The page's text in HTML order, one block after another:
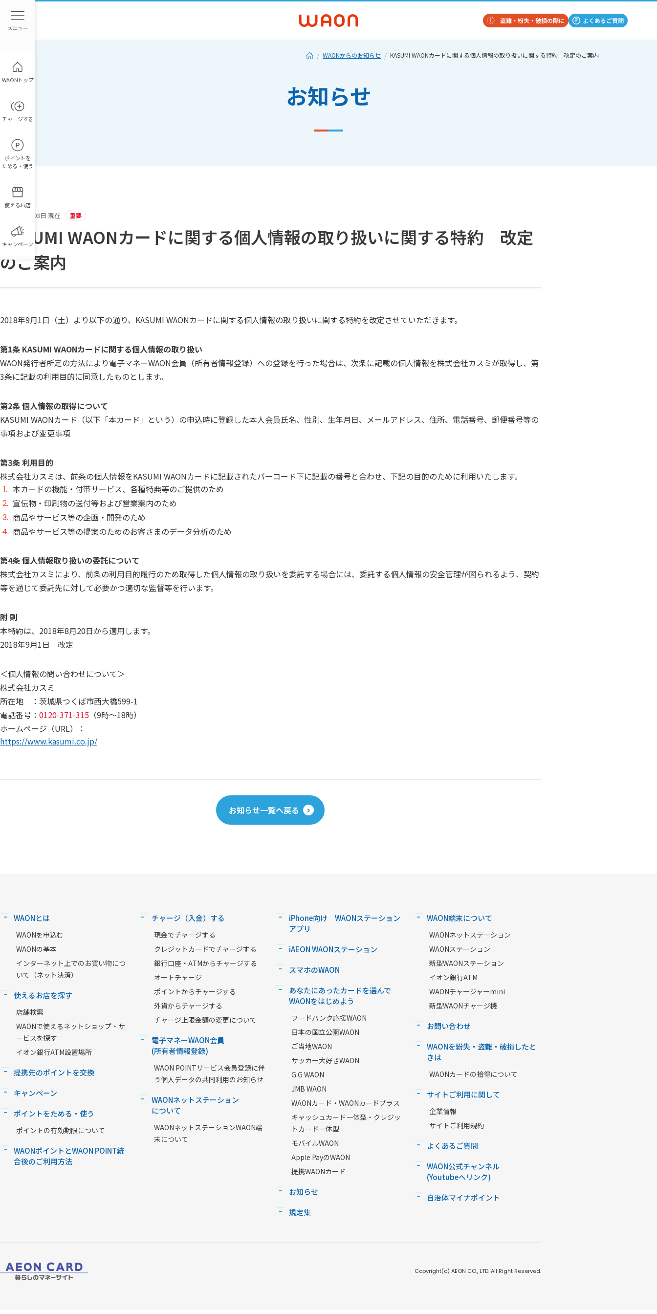
WAONトップ
チャージする
ポイントを
ためる・使う
使えるお店
キャンペーン
盗難・紛失・破損の際に よくあるご質問
WAONからのお知らせ KASUMI WAONカードに関する個人情報の取り扱いに関する特約 改定のご案内
お知らせ
2018年09月03日 現在 重要
KASUMI WAONカードに関する個人情報の取り扱いに関する特約 改定
のご案内
2018年9月1日（土）より以下の通り、KASUMI WAONカードに関する個人情報の取り扱いに関する特約を改定させていただきます。
第1条 KASUMI WAONカードに関する個人情報の取り扱い
WAON発行者所定の方法により電子マネーWAON会員（所有者情報登録）への登録を行った場合は、次条に記載の個人情報を株式会社カスミが取得し、第
3条に記載の利用目的に同意したものとします。
第2条 個人情報の取得について
KASUMI WAONカード（以下「本カード」という）の申込時に登録した本人会員氏名、性別、生年月日、メールアドレス、住所、電話番号、郵便番号等の
事項および変更事項
第3条 利用目的
株式会社カスミは、前条の個人情報をKASUMI WAONカードに記載されたバーコード下に記載の番号と合わせ、下記の目的のために利用いたします。
本カードの機能・付帯サービス、各種特典等のご提供のため
宣伝物・印刷物の送付等および営業案内のため
商品やサービス等の企画・開発のため
商品やサービス等の提案のためのお客さまのデータ分析のため
第4条 個人情報取り扱いの委託について
株式会社カスミにより、前条の利用目的履行のため取得した個人情報の取り扱いを委託する場合には、委託する個人情報の安全管理が図られるよう、契約
等を通じて委託先に対して必要かつ適切な監督等を行います。
附 則
本特約は、2018年8月20日から適用します。
2018年9月1日 改定
＜個人情報の問い合わせについて＞
株式会社カスミ
所在地 ：茨城県つくば市西大橋599-1
電話番号： 0120-371-315 （9時～18時）
ホームページ（URL）：
https://www.kasumi.co.jp/
お知らせ一覧へ戻る
WAONとは
WAONを申込む
WAONの基本
インターネット上でのお買い物につ
いて（ネット決済）
使えるお店を探す
店舗検索
WAONで使えるネットショップ・サ
ービスを探す
イオン銀行ATM設置場所
提携先のポイントを交換
キャンペーン
ポイントをためる・使う
ポイントの有効期限について
WAONポイントとWAON POINT統
合後のご利用方法
チャージ（入金）する
現金でチャージする
クレジットカードでチャージする
銀行口座・ATMからチャージする
オートチャージ
ポイントからチャージする
外貨からチャージする
チャージ上限金額の変更について
電子マネーWAON会員
(所有者情報登録)
WAON POINTサービス会員登録に伴
う個人データの共同利用のお知らせ
WAONネットステーション
について
WAONネットステーションWAON端
末について
iPhone向け WAONステーション
アプリ
iAEON WAONステーション
スマホのWAON
あなたにあったカードを選んで
WAONをはじめよう
フードバンク応援WAON
日本の国立公園WAON
ご当地WAON
サッカー大好きWAON
G.G WAON
JMB WAON
WAONカード・WAONカードプラス
キャッシュカード一体型・クレジッ
トカード一体型
モバイルWAON
Apple PayのWAON
提携WAONカード
お知らせ
規定集
WAON端末について
WAONネットステーション
WAONステーション
新型WAONステーション
イオン銀行ATM
WAONチャージャーmini
新型WAONチャージ機
お問い合わせ
WAONを紛失・盗難・破損したと
きは
WAONカードの拾得について
サイトご利用に関して
企業情報
サイトご利用規約
よくあるご質問
WAON公式チャンネル
(Youtubeへリンク)
自治体マイナポイント
Copyright(c) AEON CO., LTD. All Right Reserved.